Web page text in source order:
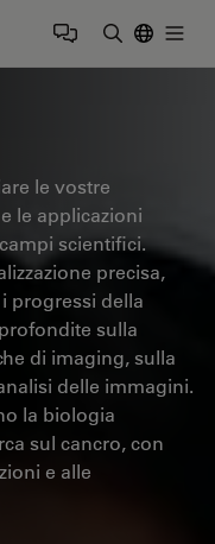
le vostre
le applicazioni
scientifici.
precisa,
progressi della
sulla
di imaging, sulla
delle immagini.
la biologia
sul cancro, con
e alle